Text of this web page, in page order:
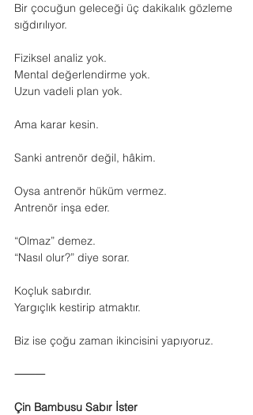
Bir çocuğun geleceği üç dakikalık gözleme
sığdırılıyor.
Fiziksel analiz yok.
Mental değerlendirme yok.
Uzun vadeli plan yok.
Ama karar kesin.
Sanki antrenör değil, hâkim.
Oysa antrenör hüküm vermez.
Antrenör inşa eder.
“Olmaz” demez.
“Nasıl olur?” diye sorar.
Koçluk sabırdır.
Yargıçlık kestirip atmaktır.
Biz ise çoğu zaman ikincisini yapıyoruz.
⸻
Çin Bambusu Sabır İster